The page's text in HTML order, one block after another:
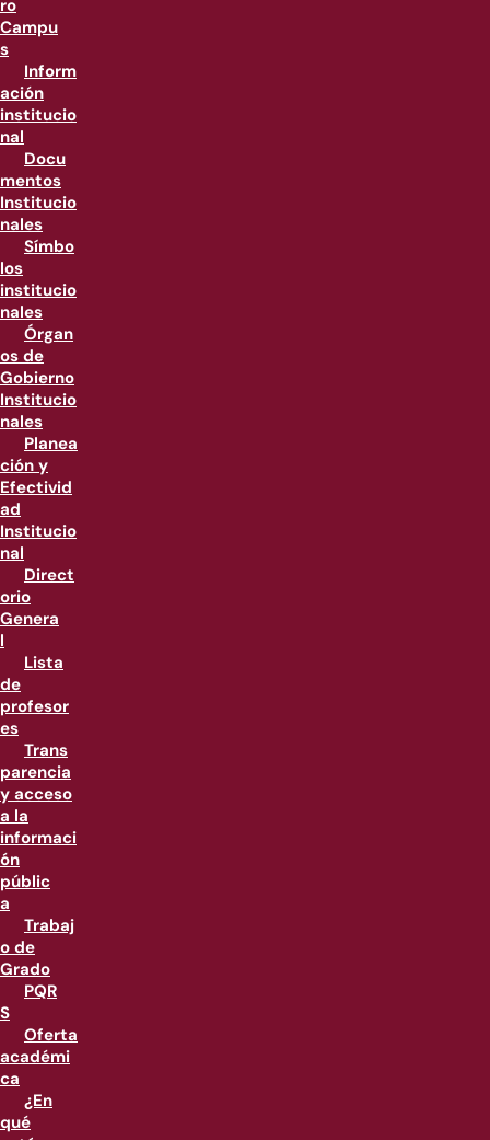
ro
Campu
s
Inform
ación
institucio
nal
Docu
mentos
Institucio
nales
Símbo
los
institucio
nales
Órgan
os de
Gobierno
Institucio
nales
Planea
ción y
Efectivid
ad
Institucio
nal
Direct
orio
Genera
l
Lista
de
profesor
es
Trans
parencia
y acceso
a la
informaci
ón
públic
a
Trabaj
o de
Grado
PQR
S
Oferta
académi
ca
¿En
qué